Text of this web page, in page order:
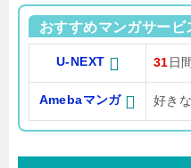
おすすめマンガサービ
U-NEXT 31 日
Amebaマンガ 好き